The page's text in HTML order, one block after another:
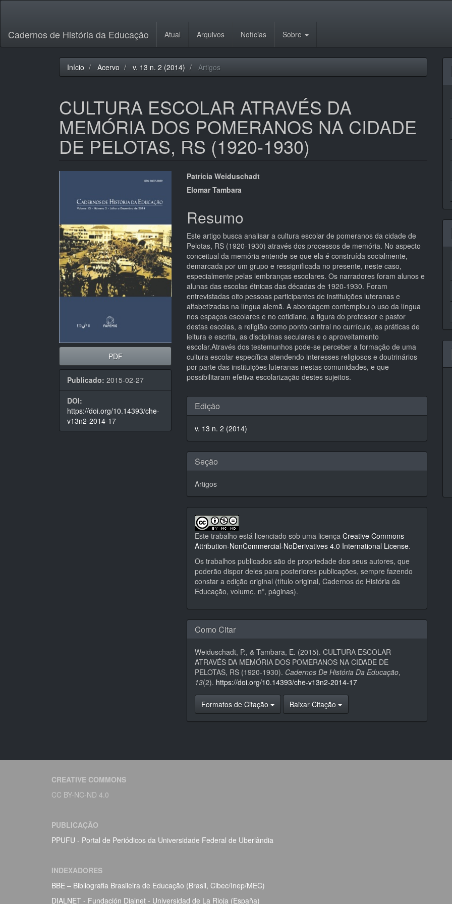
principal
Barra
Cadernos de História da Educação Atual Arquivos Notícias Sobre
Início Acervo v. 13 n. 2 (2014) Artigos
CULTURA ESCOLAR ATRAVÉS DA
MEMÓRIA DOS POMERANOS NA CIDADE
DE PELOTAS, RS (1920-1930)
lateral
artigos
PDF
Publicado: 2015-02-27
DOI:
https://doi.org/10.14393/che-
v13n2-2014-17
Conteúdo
do
artigo
principal
Patrícia Weiduschadt
Elomar Tambara
Resumo
Este artigo busca analisar a cultura escolar de pomeranos da cidade de
Pelotas, RS (1920-1930) através dos processos de memória. No aspecto
conceitual da memória entende-se que ela é construída socialmente,
demarcada por um grupo e ressignificada no presente, neste caso,
especialmente pelas lembranças escolares. Os narradores foram alunos e
alunas das escolas étnicas das décadas de 1920-1930. Foram
entrevistadas oito pessoas participantes de instituições luteranas e
alfabetizadas na língua alemã. A abordagem contemplou o uso da língua
nos espaços escolares e no cotidiano, a figura do professor e pastor
destas escolas, a religião como ponto central no currículo, as práticas de
leitura e escrita, as disciplinas seculares e o aproveitamento
escolar.Através dos testemunhos pode-se perceber a formação de uma
cultura escolar específica atendendo interesses religiosos e doutrinários
por parte das instituições luteranas nestas comunidades, e que
possibilitaram efetiva escolarização destes sujeitos.
Detalhes
do
artigo
Edição
v. 13 n. 2 (2014)
Seção
Artigos
Este trabalho está licenciado sob uma licençaCreative Commons
Attribution-NonCommercial-NoDerivatives 4.0 International License.
Os trabalhos publicados são de propriedade dos seus autores, que
poderão dispor deles para posteriores publicações, sempre fazendo
constar a edição original (título original, Cadernos de História da
Educação, volume, nº, páginas).
Como Citar
Weiduschadt, P., & Tambara, E. (2015). CULTURA ESCOLAR
ATRAVÉS DA MEMÓRIA DOS POMERANOS NA CIDADE DE
PELOTAS, RS (1920-1930). Cadernos De História Da Educação,
13(2). https://doi.org/10.14393/che-v13n2-2014-17
Formatos de Citação Baixar Citação
CREATIVE COMMONS
CC BY-NC-ND 4.0
PUBLICAÇÃO
PPUFU - Portal de Periódicos da Universidade Federal de Uberlândia
INDEXADORES
BBE – Bibliografia Brasileira de Educação (Brasil, Cibec/Inep/MEC)
DIALNET - Fundación Dialnet - Universidad de La Rioja (España)